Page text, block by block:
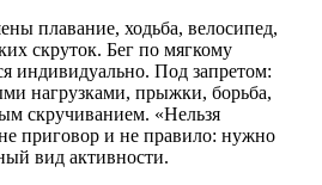
плавание, ходьба, велосипед,
скруток. Бег по мягкому
индивидуально. Под запретом:
нагрузками, прыжки, борьба,
скручиванием. «Нельзя
приговор и не правило: нужно
вид активности.